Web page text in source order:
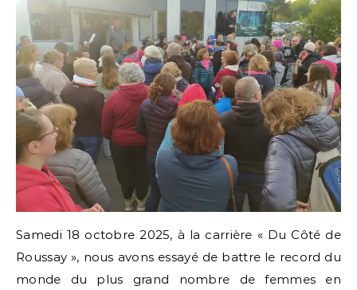
Samedi 18 octobre 2025, à la carrière « Du Côté de
Roussay », nous avons essayé de battre le record du
monde du plus grand nombre de femmes en